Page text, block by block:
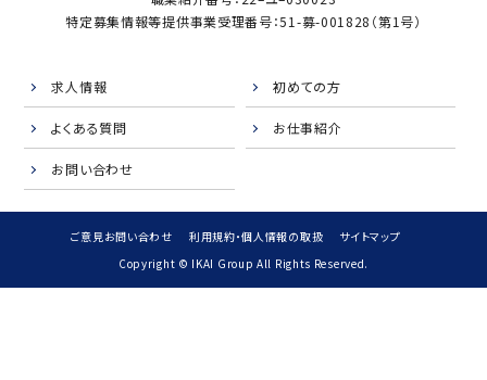
特定募集情報等提供事業受理番号：51-募-001828（第1号）
求人情報 初めての方
よくある質問 お仕事紹介
お問い合わせ
ご意見お問い合わせ 利用規約・個人情報の取扱
サイトマップ
Copyright © IKAI Group All Rights Reserved.